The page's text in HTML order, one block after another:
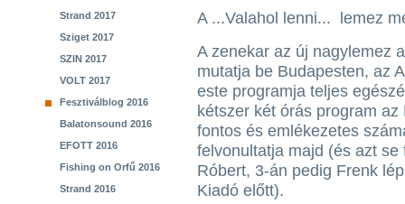
Strand 2017
Sziget 2017
SZIN 2017
VOLT 2017
Fesztiválblog 2016
Balatonsound 2016
EFOTT 2016
Fishing on Orfű 2016
Strand 2016
A ...Valahol lenni... lemez
A zenekar az új nagylemez
mutatja be Budapesten, az
este programja teljes
kétszer két órás program
fontos és emlékezetes
felvonultatja majd (és azt
Róbert, 3-án pedig Frenk
Kiadó előtt).